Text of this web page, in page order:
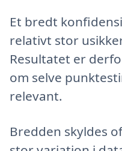
Et bredt
relativt stor
Resultatet er
om selve
relevant.
Bredden skyldes